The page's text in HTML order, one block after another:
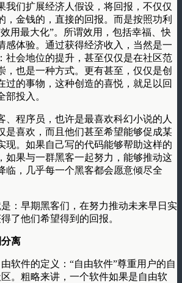
我们扩展经济人假设，将回报，不仅仅
，金钱的，直接的回报。而是按照功利
用最大化”。所谓效用，包括幸福、快
感体验。通过获得经济收入，当然是一
社会地位的提升，甚至仅仅是在社区范
，也是一种方式。更有甚至，仅仅是创
过的事物，这种创造的喜悦，就足以回
部投入。
、程序员，也许是最喜欢科幻小说的人
是喜欢，而且他们甚至希望能够促成某
现。如果自己写的代码能够帮助这样的
如果与一群黑客一起努力，能够推动这
临，几乎每一个黑客都会愿意倾尽全
：早期黑客们，在努力推动未来早日实
了他们希望得到的回报。
离
软件的定义：“自由软件”尊重用户的自
。粗略来讲，一个软件如果是自由软